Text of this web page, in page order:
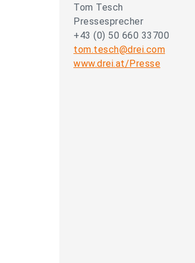
Tom Tesch
Pressesprecher
+43 (0) 50 660 33700
tom.tesch@drei.com
www.drei.at/Presse